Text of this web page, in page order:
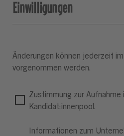
Einwilligungen
Änderungen können jederzeit
vorgenommen werden.
Zustimmung zur Aufnahme
Kandidat:innenpool.
Informationen zum